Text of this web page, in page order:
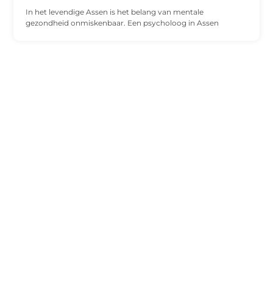
In het levendige Assen is het belang van mentale
gezondheid onmiskenbaar. Een psycholoog in Assen